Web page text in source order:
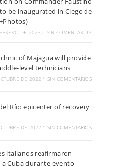
be inaugurated in Ciego de
DE 2023 / SIN COMENTARIOS
of Majagua will provide
level technicians
DE 2022 / SIN COMENTARIOS
Río: epicenter of recovery
DE 2022 / SIN COMENTARIOS
italianos reafirmaron
a Cuba durante evento